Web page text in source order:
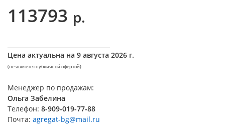
113793 р.
Цена актуальна на 9 августа 2026 г.
(не является публичной офертой)
Менеджер по продажам:
Ольга Забелина
Телефон: 8-909-019-77-88
Почта: agregat-bg@mail.ru